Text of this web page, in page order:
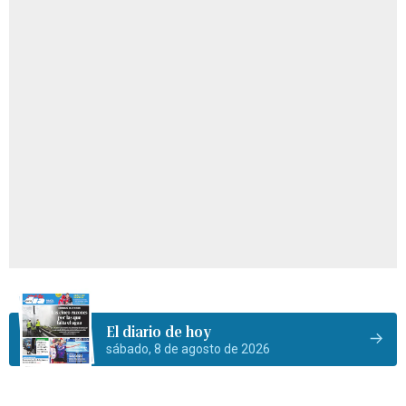
El diario de hoy
sábado, 8 de agosto de 2026